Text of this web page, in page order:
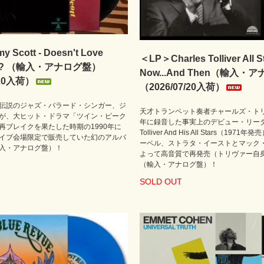
Scott - Doesn't Love
（輸入・アナログ盤）
入荷）
説のジャズ・バラード・シンガー、ジ
、大ヒット・ドラマ「ツイン・ピーク
ブレイクを果たした時期の1990年に
ブ会場限定で販売していた幻のアルバ
・アナログ盤）！
＜LP＞Charles Tolliver All
Now...And Then（輸入・ア
（2026/07/20入荷）
天才トランペット奏者チャールズ・ト
年に録音した事実上のデビュー・リー
Tolliver And His All Stars（1971年発
ーベル、ストラタ・イーストとマック
よって高音質で再発売（トリヴァー自
（輸入・アナログ盤）！
SOLD OUT